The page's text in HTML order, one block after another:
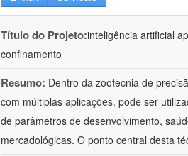
Título do Projeto:inteligência artificial
confinamento
Resumo: Dentro da zootecnia de
com múltiplas aplicações, pode ser
de parâmetros de desenvolvimento,
mercadológicas. O ponto central desta